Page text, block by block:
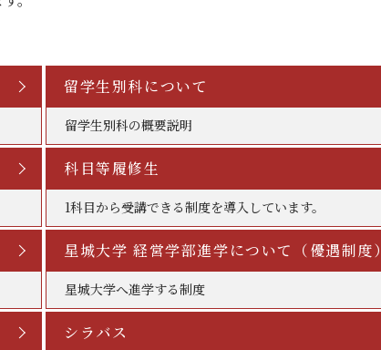
留学生別科について
留学生別科の概要説明
科目等履修生
1科目から受講できる制度を導入しています。
星城大学 経営学部進学について（優遇制度）
星城大学へ進学する制度
シラバス